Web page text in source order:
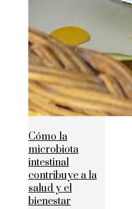
Cómo la
microbiota
intestinal
contribuye a la
salud y el
bienestar